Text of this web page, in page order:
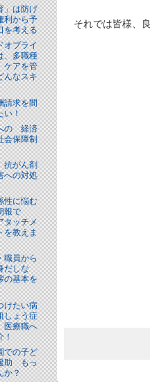
」は防げ
利から予
を考える
オブライ
、多職種
ケアを管
んなスキ
請求を間
い！
の 経済
会保障制
がん剤
への対処
性に悩む
報で
ッチメ
を教えま
職員から
しな
の基本を
けたい病
ょう症
医療職へ
！
での子ど
助 もっ
か？
それでは皆様、良